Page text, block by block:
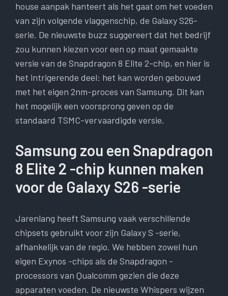
house aanpak hanteert als het gaat om het voeden
van zijn volgende vlaggenschip, de Galaxy S26-
serie. De nieuwste buzz suggereert dat het bedrijf
zou kunnen kiezen voor een op maat gemaakte
versie van de Snapdragon 8 Elite 2-chip, en hier is
het intrigerende deel: het kan worden gebouwd
met het eigen 2nm-proces van Samsung. Dit kan
het mogelijk een voorsprong geven op de
standaard TSMC-vervaardigde versie.
Samsung zou een Snapdragon
8 Elite 2 -chip kunnen maken
voor de Galaxy S26 -serie
Jarenlang heeft Samsung vaak verschillende
chipsets gebruikt voor zijn Galaxy S -serie,
afhankelijk van de regio. We hebben zowel hun
eigen Exynos -chips als de Snapdragon -
processors van Qualcomm gezien die deze
apparaten voeden. De nieuwste Whispers wijzen